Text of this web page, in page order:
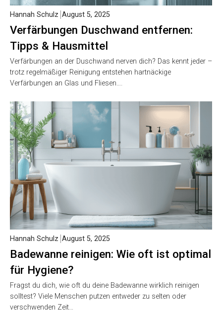
Verfärbungen Duschwand entfernen:
Tipps & Hausmittel
Hannah Schulz August 5, 2025
Verfärbungen an der Duschwand nerven dich? Das kennt jeder –
trotz regelmäßiger Reinigung entstehen hartnäckige
Verfärbungen an Glas und Fliesen….
Badewanne reinigen: Wie oft ist optimal
für Hygiene?
Hannah Schulz August 5, 2025
Fragst du dich, wie oft du deine Badewanne wirklich reinigen
solltest? Viele Menschen putzen entweder zu selten oder
verschwenden Zeit…